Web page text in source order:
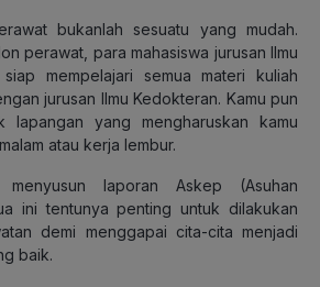
bukanlah sesuatu yang mudah.
perawat, para mahasiswa jurusan Ilmu
mempelajari semua materi kuliah
jurusan Ilmu Kedokteran. Kamu pun
lapangan yang mengharuskan kamu
atau kerja lembur.
laporan Askep (Asuhan
ini tentunya penting untuk dilakukan
demi menggapai cita-cita menjadi
baik.